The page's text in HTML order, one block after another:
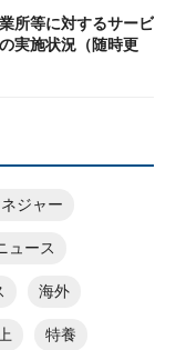
所等に対するサービ
実施状況（随時更
ジャー
ュース
海外
特養